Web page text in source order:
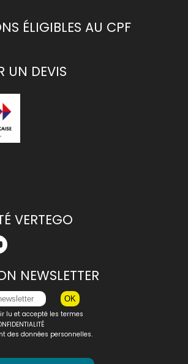
ÉLIGIBLES AU CPF
UN DEVIS
VERTEGO
NEWSLETTER
lu et accepté les termes
des données personnelles.